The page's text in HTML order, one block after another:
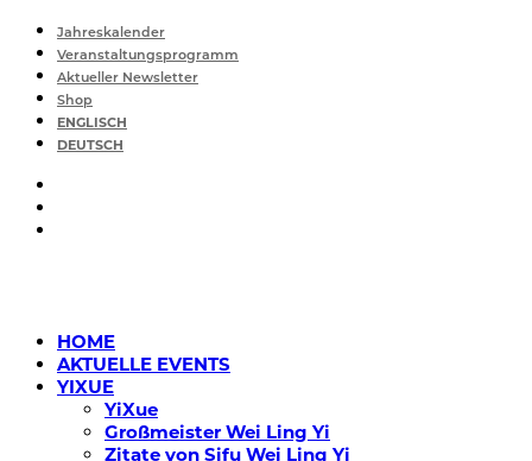
Jahreskalender
Veranstaltungsprogramm
Aktueller Newsletter
Shop
ENGLISCH
DEUTSCH
HOME
AKTUELLE EVENTS
YIXUE
YiXue
Großmeister Wei Ling Yi
Zitate von Sifu Wei Ling Yi